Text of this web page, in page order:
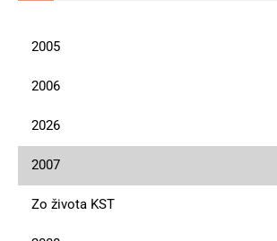
2005
2006
2026
2007
Zo života KST